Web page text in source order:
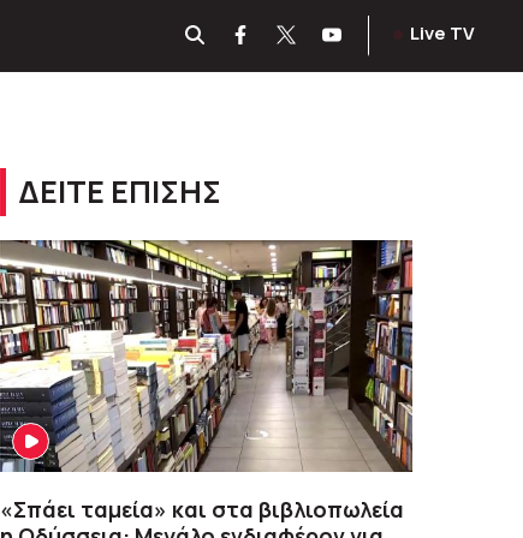
Live TV
ΔΕΙΤΕ ΕΠΙΣΗΣ
«Σπάει ταμεία» και στα βιβλιοπωλεία